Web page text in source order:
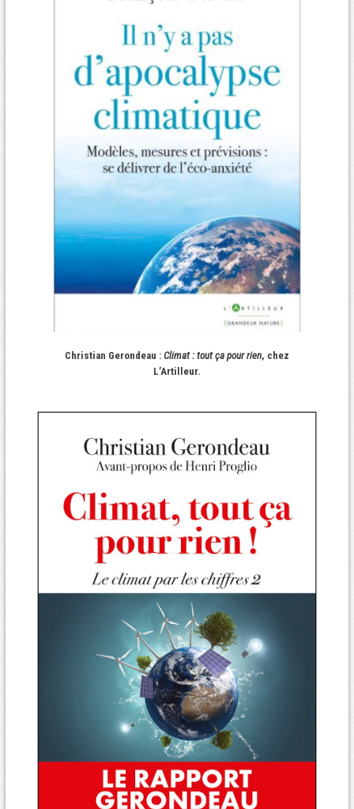
Christian Gerondeau : Climat : tout ça pour rien, chez
L’Artilleur.